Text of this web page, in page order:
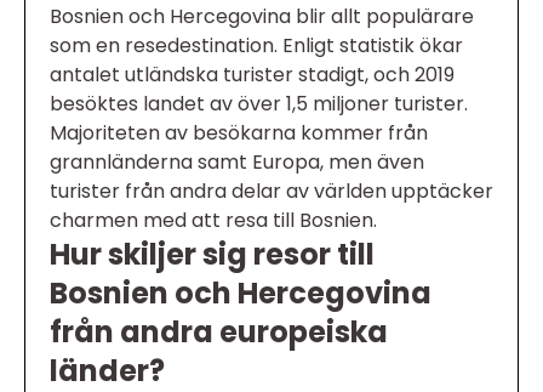
Bosnien och Hercegovina blir allt populärare
som en resedestination. Enligt statistik ökar
antalet utländska turister stadigt, och 2019
besöktes landet av över 1,5 miljoner turister.
Majoriteten av besökarna kommer från
grannländerna samt Europa, men även
turister från andra delar av världen upptäcker
charmen med att resa till Bosnien.
Hur skiljer sig resor till
Bosnien och Hercegovina
från andra europeiska
länder?